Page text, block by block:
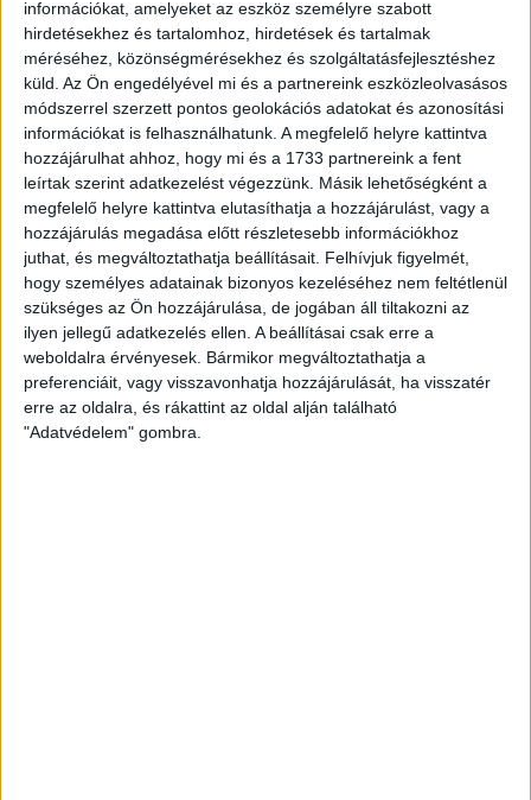
információkat, amelyeket az eszköz személyre szabott
hirdetésekhez és tartalomhoz, hirdetések és tartalmak
méréséhez, közönségmérésekhez és szolgáltatásfejlesztéshez
küld. Az Ön engedélyével mi és a partnereink eszközleolvasásos
módszerrel szerzett pontos geolokációs adatokat és azonosítási
információkat is felhasználhatunk. A megfelelő helyre kattintva
hozzájárulhat ahhoz, hogy mi és a 1733 partnereink a fent
leírtak szerint adatkezelést végezzünk. Másik lehetőségként a
megfelelő helyre kattintva elutasíthatja a hozzájárulást, vagy a
hozzájárulás megadása előtt részletesebb információkhoz
juthat, és megváltoztathatja beállításait. Felhívjuk figyelmét,
hogy személyes adatainak bizonyos kezeléséhez nem feltétlenül
szükséges az Ön hozzájárulása, de jogában áll tiltakozni az
ilyen jellegű adatkezelés ellen. A beállításai csak erre a
weboldalra érvényesek. Bármikor megváltoztathatja a
preferenciáit, vagy visszavonhatja hozzájárulását, ha visszatér
erre az oldalra, és rákattint az oldal alján található
"Adatvédelem" gombra.
LEGFRISSEBB
2026. augusztus 7.
Orbán Gáspár Csádban, mérgező anyag
Újpesten és Rákospalotán
2026. augusztus 7.
Félmilliárd forintot kapott a CÖF
„magyarországi vállalkozásoktól” 2025-
ben
2026. augusztus 6.
Mészárosék V-Híd Kft.-je behúzta az
első, 300 milliós tenderét a választások